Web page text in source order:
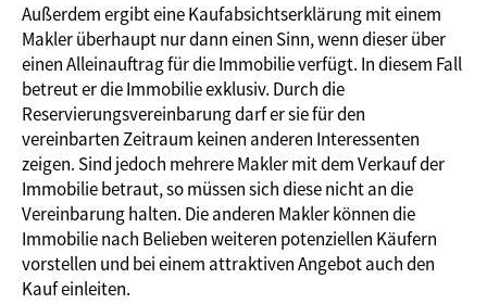
Außerdem ergibt eine Kaufabsichtserklärung mit einem
Makler überhaupt nur dann einen Sinn, wenn dieser über
einen Alleinauftrag für die Immobilie verfügt. In diesem Fall
betreut er die Immobilie exklusiv. Durch die
Reservierungsvereinbarung darf er sie für den
vereinbarten Zeitraum keinen anderen Interessenten
zeigen. Sind jedoch mehrere Makler mit dem Verkauf der
Immobilie betraut, so müssen sich diese nicht an die
Vereinbarung halten. Die anderen Makler können die
Immobilie nach Belieben weiteren potenziellen Käufern
vorstellen und bei einem attraktiven Angebot auch den
Kauf einleiten.